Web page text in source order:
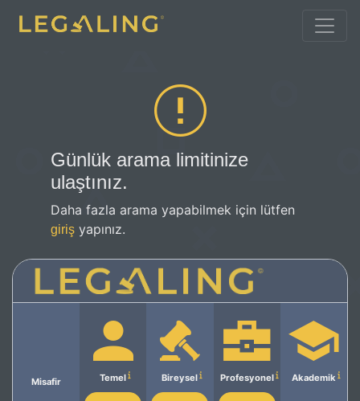
Günlük arama limitinize
ulaştınız.
Daha fazla arama yapabilmek için lütfen
giriş yapınız.
Misafir Temel Bireysel Profesyonel Akademik